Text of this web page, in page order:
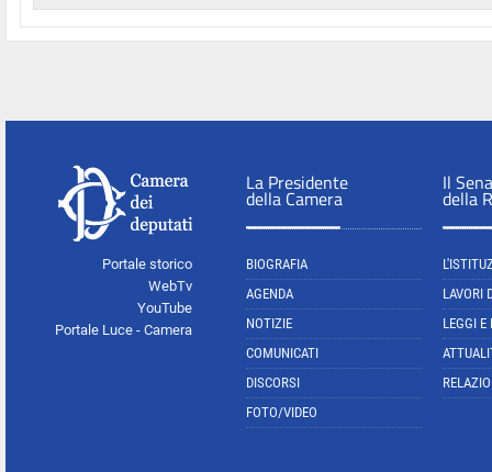
Portale storico
WebTv
YouTube
Portale Luce - Camera
La Presidente
della Camera
BIOGRAFIA
AGENDA
NOTIZIE
COMUNICATI
DISCORSI
FOTO/VIDEO
Il
della
LAVORI
LEGGI E